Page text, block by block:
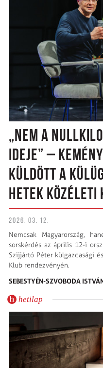
„NEM A
IDEJE” –
KÜLDÖTT A
HETEK KÖZÉLETI
2026. 03. 12.
Nemcsak Magyarország,
sorskérdés az április 12-i
Szijjártó Péter külgazdasági
Klub rendezvényén.
SEBESTYÉN-SZVOBODA
hetilap